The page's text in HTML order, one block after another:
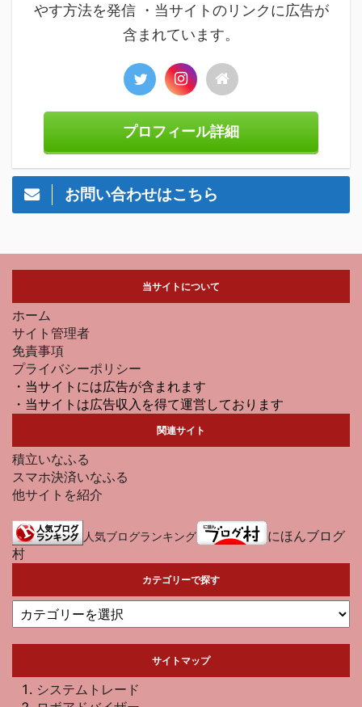
やす方法を発信 ・当サイトのリンクに広告が
含まれています。
プロフィール詳細
お問い合わせはこちら
当サイトについて
ホーム
サイト管理者
免責事項
プライバシーポリシー
・当サイトには広告が含まれます
・当サイトは広告収入を得て運営しております
関連サイト
積立いなふる
スマホ決済いなふる
他サイトを紹介
人気ブログランキング
にほんブログ
村
カテゴリーで探す
サイトマップ
システムトレード